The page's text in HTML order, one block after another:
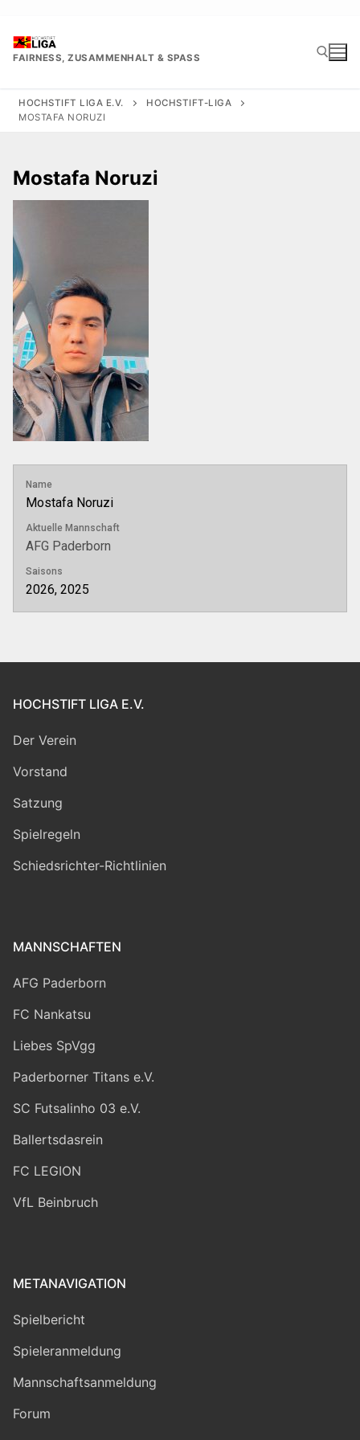
springen
FAIRNESS, ZUSAMMENHALT & SPASS
HOCHSTIFT LIGA E.V.
HOCHSTIFT-LIGA
MOSTAFA NORUZI
Mostafa Noruzi
Name
Mostafa Noruzi
Aktuelle Mannschaft
AFG Paderborn
Saisons
2026, 2025
HOCHSTIFT LIGA E.V.
Der Verein
Vorstand
Satzung
Spielregeln
Schiedsrichter-Richtlinien
MANNSCHAFTEN
AFG Paderborn
FC Nankatsu
Liebes SpVgg
Paderborner Titans e.V.
SC Futsalinho 03 e.V.
Ballertsdasrein
FC LEGION
VfL Beinbruch
METANAVIGATION
Spielbericht
Spieleranmeldung
Mannschaftsanmeldung
Forum